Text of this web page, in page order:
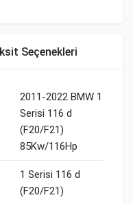
Seçenekleri
2011-2022 BMW 1
Serisi 116 d
(F20/F21)
85Kw/116Hp
1 Serisi 116 d
(F20/F21)